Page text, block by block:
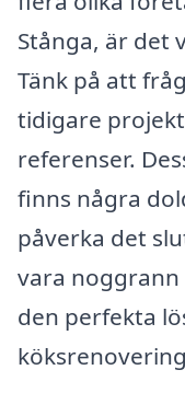
Stånga, är det
Tänk på att
tidigare
referenser.
finns några
påverka det
vara noggrann
den perfekta